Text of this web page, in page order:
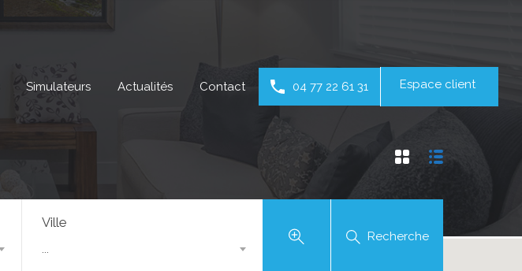
Simulateurs Actualités Contact 04 77 22 61 31 Espace client
Ville
Recherche